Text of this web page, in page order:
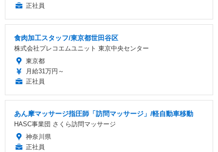
正社員
食肉加工スタッフ/東京都世田谷区
株式会社プレコエムユニット 東京中央センター
東京都
月給31万円～
正社員
あん摩マッサージ指圧師「訪問マッサージ」/軽自動車移動
HASC事業団 さくら訪問マッサージ
神奈川県
正社員